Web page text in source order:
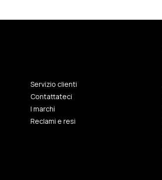
Servizio clienti
Contattateci
I marchi
Reclami e resi